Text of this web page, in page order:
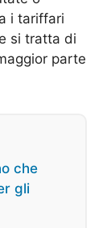
i tariffari
si tratta di
parte
che
gli